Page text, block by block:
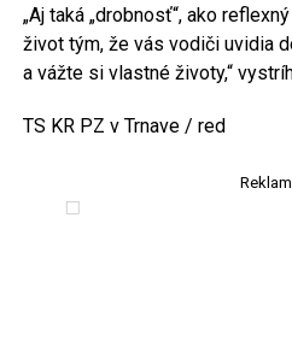
„Aj taká „drobnosť“, ako
život tým, že vás vodiči uvidia
a vážte si vlastné životy,“
TS KR PZ v Trnave / red